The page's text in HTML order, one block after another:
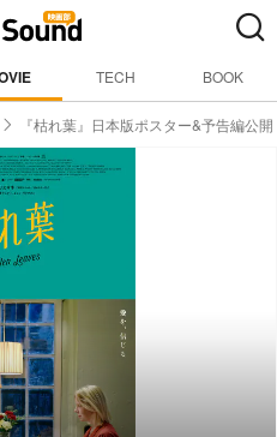
TECH BOOK
『枯れ葉』日本版ポスター&予告編公開